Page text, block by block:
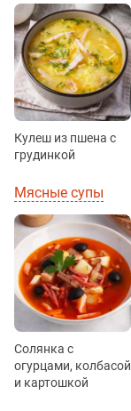
Кулеш из пшена с
грудинкой
Мясные супы
Солянка с
огурцами, колбасой
и картошкой